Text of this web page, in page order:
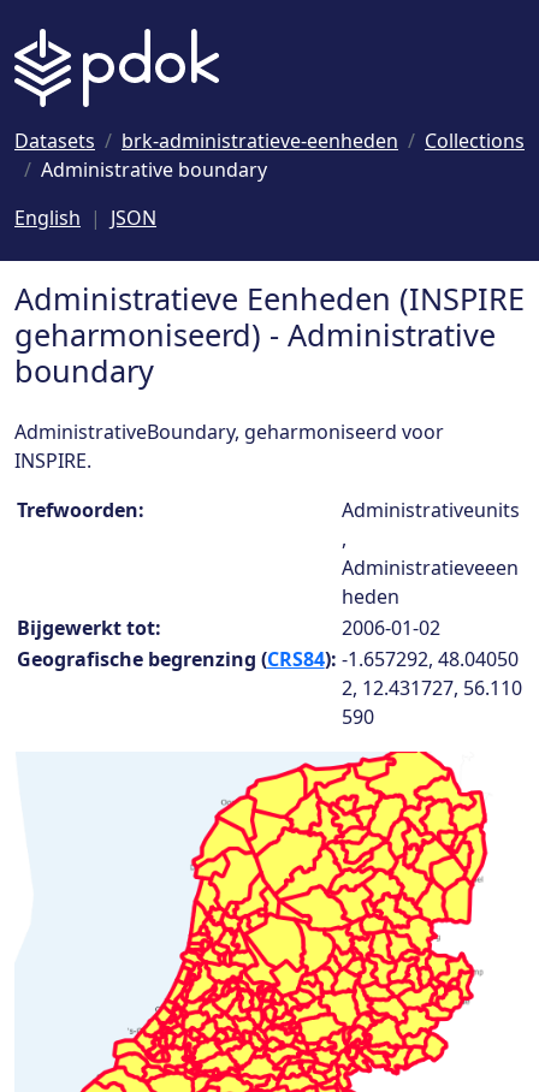
Datasets brk-administratieve-eenheden
Collections
Administrative boundary
English
JSON
Administratieve Eenheden (INSPIRE
geharmoniseerd) - Administrative
boundary
AdministrativeBoundary, geharmoniseerd voor
INSPIRE.
Collection details
Trefwoorden:
Administrativeunits
,
Administratieveeen
heden
Bijgewerkt tot:
2006-01-02
Geografische begrenzing (CRS84): -1.657292, 48.04050
2, 12.431727, 56.110
590